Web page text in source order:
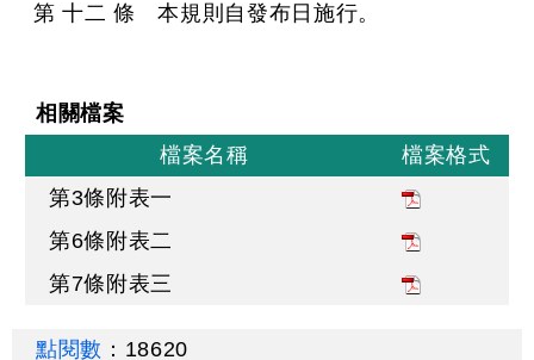
第 十二 條 本規則自發布日施行。
相關檔案
檔案名稱
檔案格式
第3條附表一
第6條附表二
第7條附表三
點閱數 ： 18620